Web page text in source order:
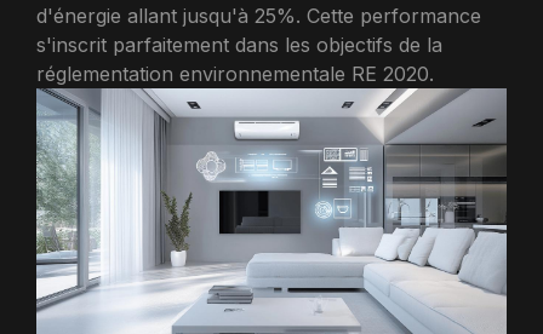
d'énergie allant jusqu'à 25%. Cette performance
s'inscrit parfaitement dans les objectifs de la
réglementation environnementale RE 2020.